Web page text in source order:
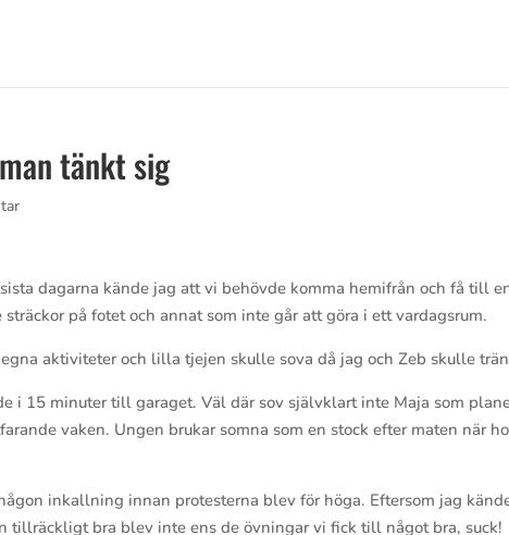
tänkt sig
dagarna kände jag att vi behövde komma hemifrån och få till
på fotet och annat som inte går att göra i ett vardagsrum.
aktiviteter och lilla tjejen skulle sova då jag och Zeb skulle
i 15 minuter till garaget. Väl där sov självklart inte Maja som
vaken. Ungen brukar somna som en stock efter maten när
inkallning innan protesterna blev för höga. Eftersom jag
tillräckligt bra blev inte ens de övningar vi fick till något bra, suck!